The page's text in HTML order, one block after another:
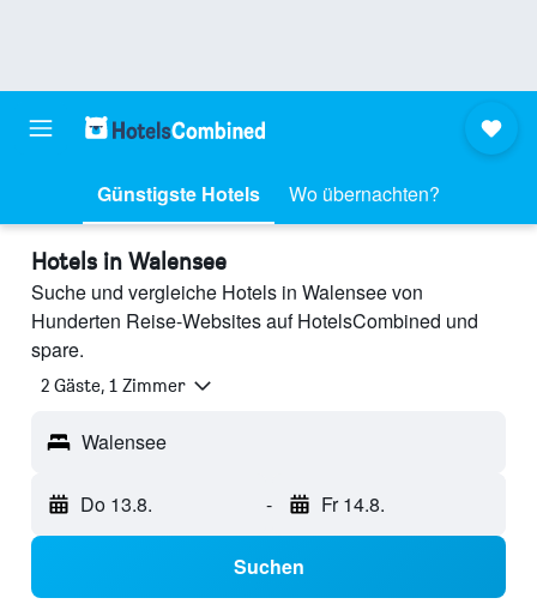
Günstigste Hotels Wo übernachten?
Hotels in Walensee
Suche und vergleiche Hotels in Walensee von
Hunderten Reise-Websites auf HotelsCombined und
spare.
2 Gäste, 1 Zimmer
Walensee
Do 13.8. - Fr 14.8.
Suchen